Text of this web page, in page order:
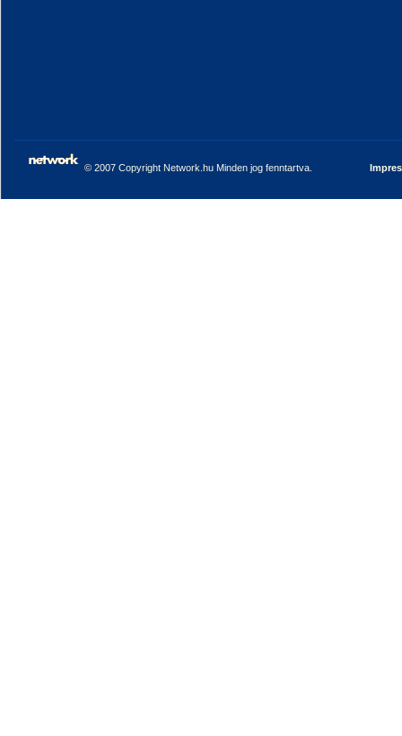
© 2007 Copyright Network.hu Minden jog fenntartva.